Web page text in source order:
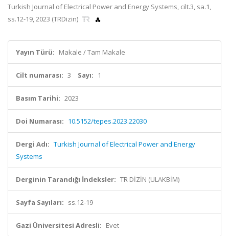
Turkish Journal of Electrical Power and Energy Systems, cilt.3, sa.1,
ss.12-19, 2023 (TRDizin)
Yayın Türü: Makale / Tam Makale
Cilt numarası: 3 Sayı: 1
Basım Tarihi: 2023
Doi Numarası: 10.5152/tepes.2023.22030
Dergi Adı: Turkish Journal of Electrical Power and Energy
Systems
Derginin Tarandığı İndeksler: TR DİZİN (ULAKBİM)
Sayfa Sayıları: ss.12-19
Gazi Üniversitesi Adresli: Evet